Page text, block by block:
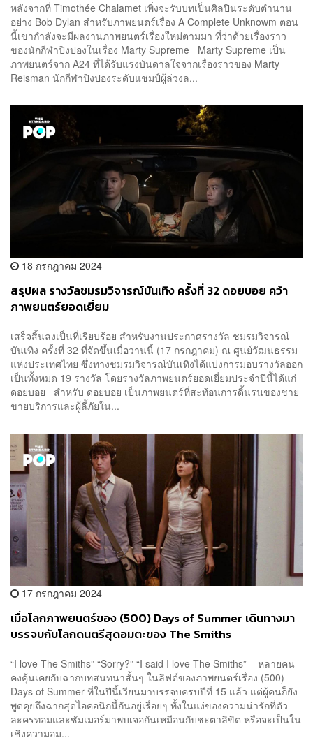
หลังจากที่ Timothée Chalamet เพิ่งจะรับบทเป็นศิลปินระดับตำนาน
อย่าง Bob Dylan สำหรับภาพยนตร์เรื่อง A Complete Unknowm ตอน
นี้เขากำลังจะมีผลงานภาพยนตร์เรื่องใหม่ตามมา ที่ว่าด้วยเรื่องราว
ของนักกีฬาปิงปองในเรื่อง Marty Supreme Marty Supreme เป็น
ภาพยนตร์จาก A24 ที่ได้รับแรงบันดาลใจจากเรื่องราวของ Marty
Reisman นักกีฬาปิงปองระดับแชมป์ผู้ล่วงล...
18 กรกฎาคม 2024
สรุปผล รางวัลชมรมวิจารณ์บันเทิง ครั้งที่ 32 ดอยบอย คว้า
ภาพยนตร์ยอดเยี่ยม
เสร็จสิ้นลงเป็นที่เรียบร้อย สำหรับงานประกาศรางวัล ชมรมวิจารณ์
บันเทิง ครั้งที่ 32 ที่จัดขึ้นเมื่อวานนี้ (17 กรกฎาคม) ณ ศูนย์วัฒนธรรม
แห่งประเทศไทย ซึ่งทางชมรมวิจารณ์บันเทิงได้แบ่งการมอบรางวัลออก
เป็นทั้งหมด 19 รางวัล โดยรางวัลภาพยนตร์ยอดเยี่ยมประจำปีนี้ได้แก่
ดอยบอย สำหรับ ดอยบอย เป็นภาพยนตร์ที่สะท้อนการดิ้นรนของชาย
ขายบริการและผู้ลี้ภัยใน...
17 กรกฎาคม 2024
เมื่อโลกภาพยนตร์ของ (500) Days of Summer เดินทางมา
บรรจบกับโลกดนตรีสุดอมตะของ The Smiths
“I love The Smiths” “Sorry?” “I said I love The Smiths” หลายคน
คงคุ้นเคยกับฉากบทสนทนาสั้นๆ ในลิฟต์ของภาพยนตร์เรื่อง (500)
Days of Summer ที่ในปีนี้เวียนมาบรรจบครบปีที่ 15 แล้ว แต่ผู้คนก็ยัง
พูดคุยถึงฉากสุดไอคอนิกนี้กันอยู่เรื่อยๆ ทั้งในแง่ของความน่ารักที่ตัว
ละครทอมและซัมเมอร์มาพบเจอกันเหมือนกับชะตาลิขิต หรือจะเป็นใน
เชิงความอม...